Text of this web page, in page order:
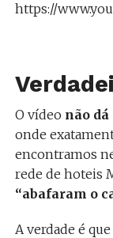
https://
O vídeo não
onde
encontramos
rede de hoteis
“abafaram o
A verdade é